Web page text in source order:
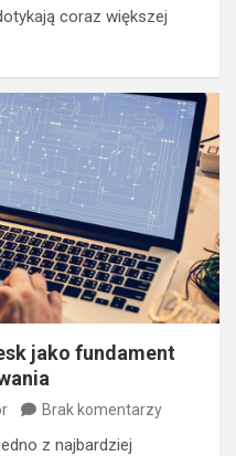
coraz większej
jako fundament
Brak komentarzy
z najbardziej